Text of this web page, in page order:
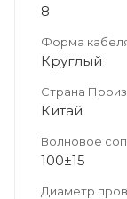
8
Форма
Круглый
Страна
Китай
Волновое
100±15
Диаметр